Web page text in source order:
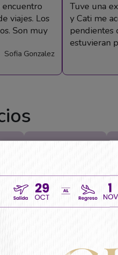
viajes. Los
Son muy
Sofia Gonzalez
Tuve una
y Cati me
pendientes
estuvieran
Alquiler De Autos